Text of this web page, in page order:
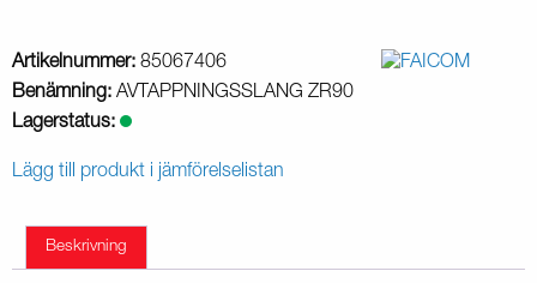
Artikelnummer: 85067406
Benämning: AVTAPPNINGSSLANG ZR90
Lagerstatus:
Lägg till produkt i jämförelselistan
Beskrivning